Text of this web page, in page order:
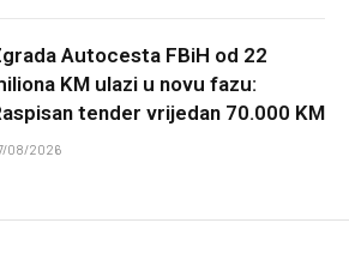
Autocesta FBiH od 22
KM ulazi u novu fazu:
tender vrijedan 70.000 KM
08/2026